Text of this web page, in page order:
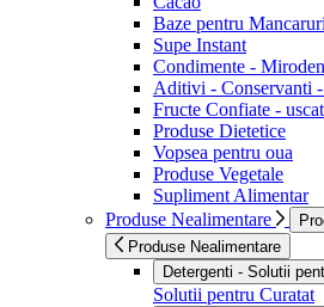
Baze pentru
Supe Instant
Condimente -
Aditivi - Conservanti
Fructe Confiate -
Produse Dietetice
Vopsea pentru oua
Produse Vegetale
Supliment Alimentar
Produse Nealimentare
Produse Nealimentare
Detergenti - Solutii
Solutii pentru Curatat